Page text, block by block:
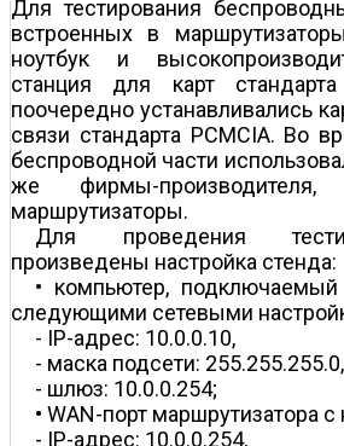
Для тестирования
встроенных в
ноутбук и
станция для карт
поочередно устанавливались
связи стандарта PCMCIA. Во
беспроводной части
же фирмы-
маршрутизаторы.
Для проведения
произведены настройка стенда:
• компьютер,
следующими сетевыми
- IP-адрес: 10.0.0.10,
- маска подсети: 255.255.255.0,
- шлюз: 10.0.0.254;
• WAN-порт маршрутизатора
- IP-адрес: 10.0.0.254,